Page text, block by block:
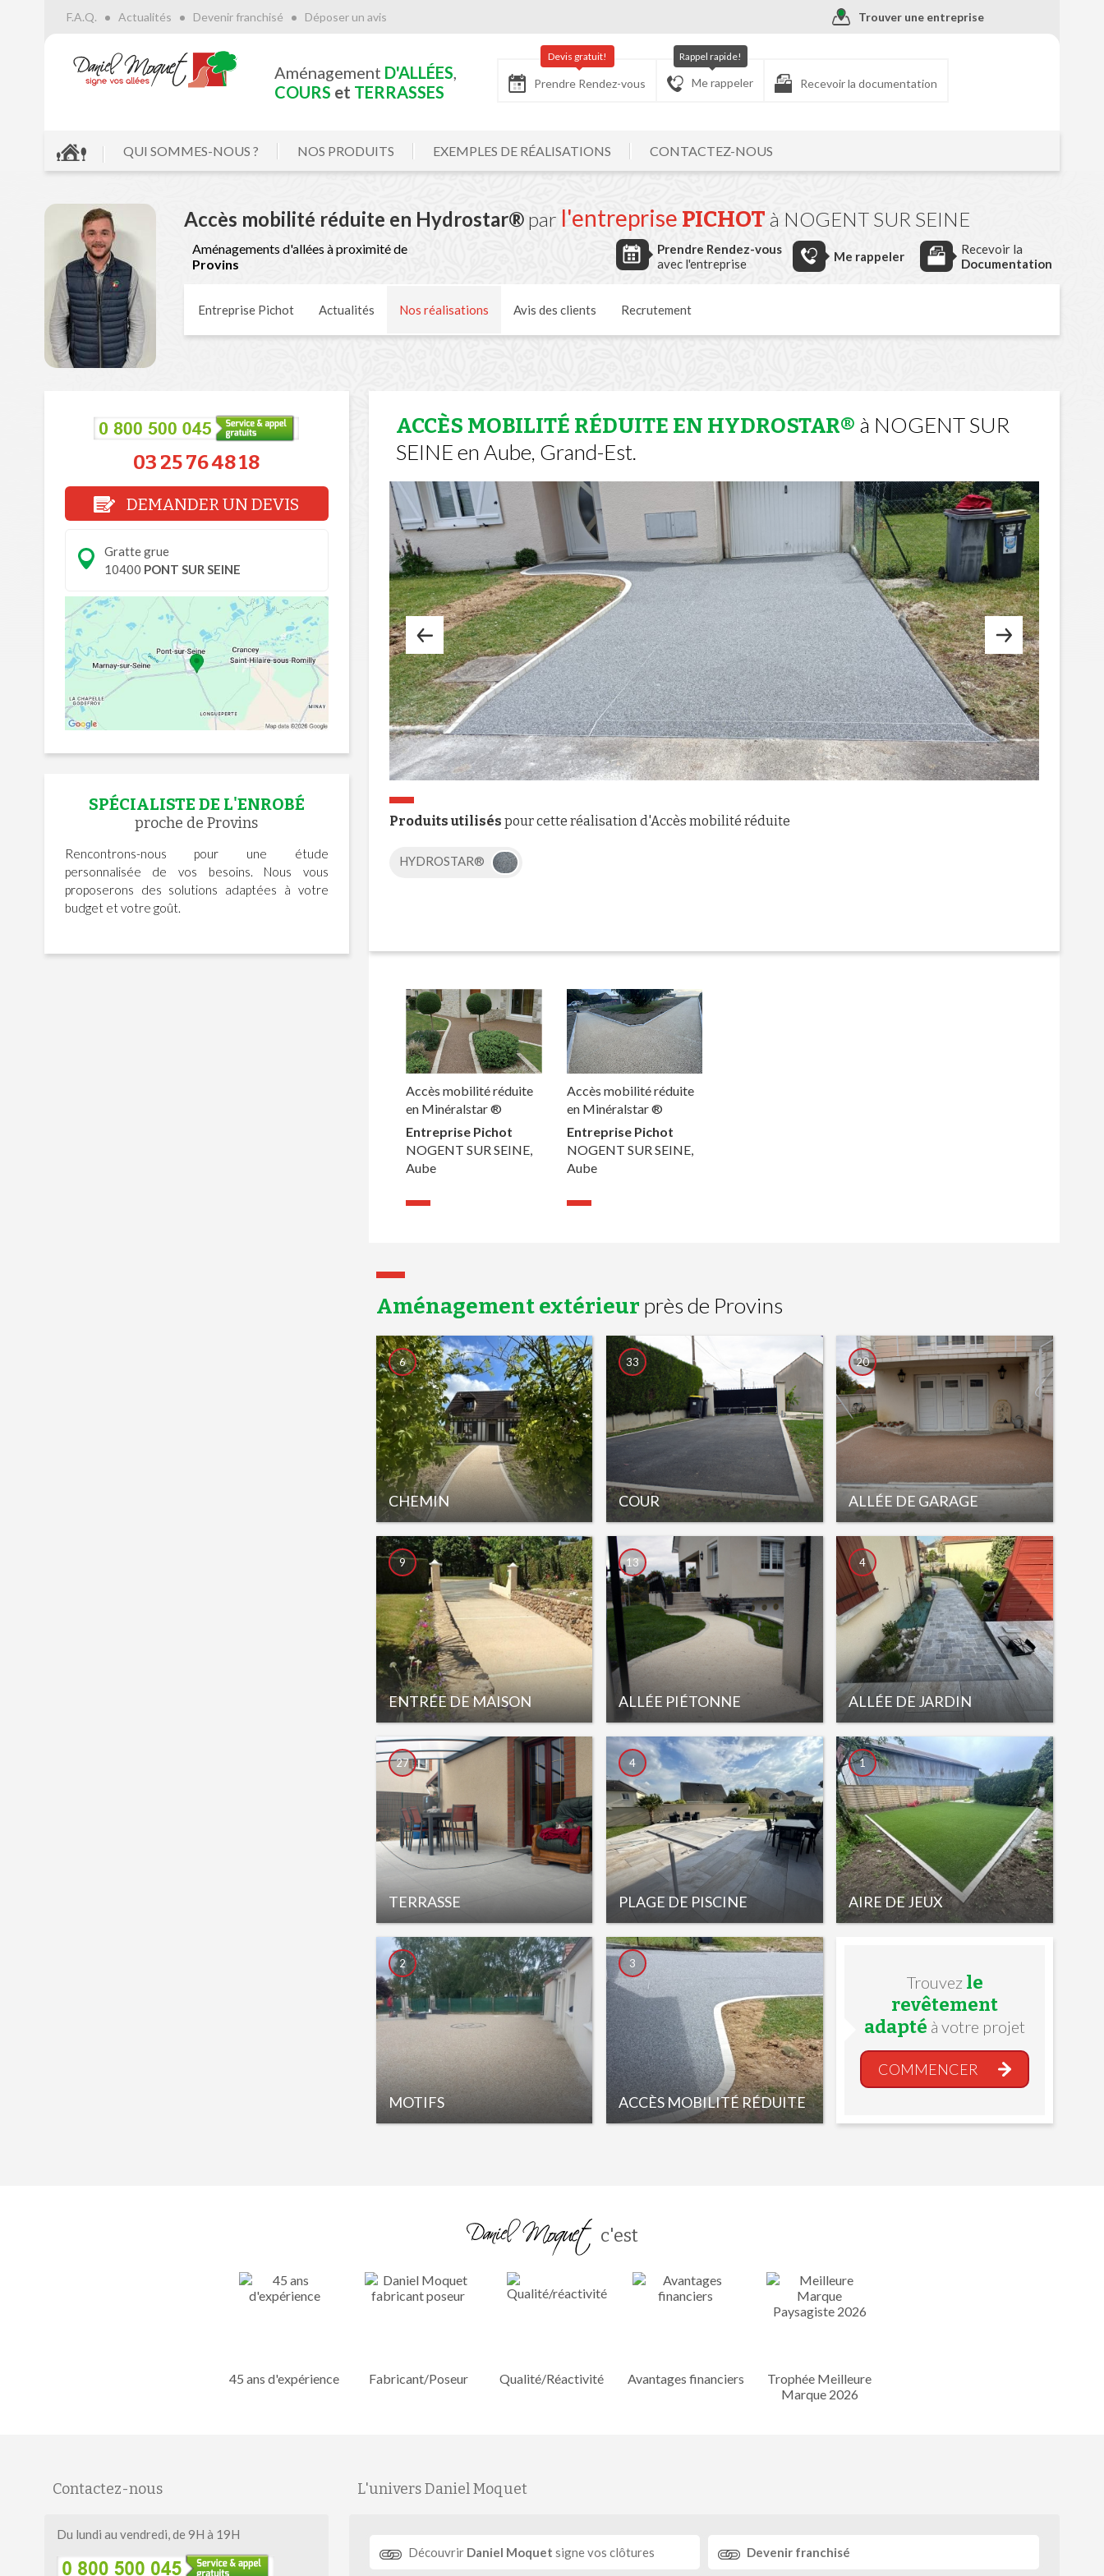
Trouver une entreprise
F.A.Q. Actualités Devenir franchisé Déposer un avis
Aménagement D'ALLÉES,
COURS et TERRASSES Prendre Rendez-vous
Devis gratuit!
Me rappeler
Rappel rapide!
Recevoir la documentation
QUI SOMMES-NOUS ? NOS PRODUITS EXEMPLES DE RÉALISATIONS CONTACTEZ-NOUS
Accès mobilité réduite en Hydrostar®par l'entreprise PICHOT à NOGENT SUR SEINE
Aménagements d'allées à proximité de
Provins
Prendre Rendez-vous
avec l'entreprise
Me rappeler
Recevoir la
Documentation
Entreprise Pichot Actualités Nos réalisations Avis des clients Recrutement
03 25 76 48 18
DEMANDER UN DEVIS
Gratte grue
10400 PONT SUR SEINE
SPÉCIALISTE DE L'ENROBÉ
proche de Provins
Rencontrons-nous pour une étude
personnalisée de vos besoins. Nous vous
proposerons des solutions adaptées à votre
budget et votre goût.
ACCÈS MOBILITÉ RÉDUITE EN HYDROSTAR® à NOGENT SUR
SEINE en Aube, Grand-Est.
Produits utilisés pour cette réalisation d'Accès mobilité réduite
HYDROSTAR®
Accès mobilité réduite
en Minéralstar ®
Entreprise Pichot
NOGENT SUR SEINE,
Aube
Accès mobilité réduite
en Minéralstar ®
Entreprise Pichot
NOGENT SUR SEINE,
Aube
Aménagement extérieur près de Provins
CHEMIN
6
COUR
33
ALLÉE DE GARAGE
20
ENTRÉE DE MAISON
9
ALLÉE PIÉTONNE
13
ALLÉE DE JARDIN
4
TERRASSE
27
PLAGE DE PISCINE
4
AIRE DE JEUX
1
MOTIFS
2
ACCÈS MOBILITÉ RÉDUITE
3
Trouvez le
revêtement
adapté à votre projet
COMMENCER
c'est
45 ans d'expérience Fabricant/Poseur Qualité/Réactivité Avantages financiers
Trophée Meilleure
Marque 2026
Contactez-nous
Du lundi au vendredi, de 9H à 19H
L'univers Daniel Moquet
Découvrir Daniel Moquet signe vos clôtures Devenir franchisé